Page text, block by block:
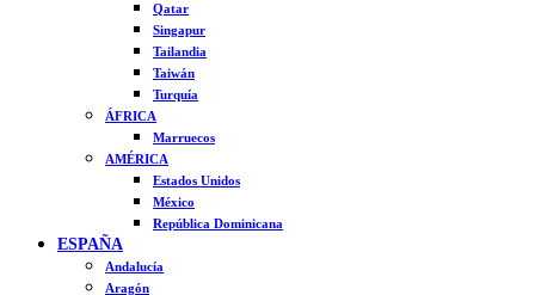
Qatar
Singapur
Tailandia
Taiwán
Turquía
ÁFRICA
Marruecos
AMÉRICA
Estados Unidos
México
República Dominicana
ESPAÑA
Andalucía
Aragón